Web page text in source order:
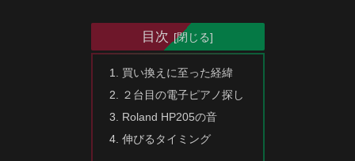
目次
買い換えに至った経緯
２台目の電子ピアノ探し
Roland HP205の音
伸びるタイミング